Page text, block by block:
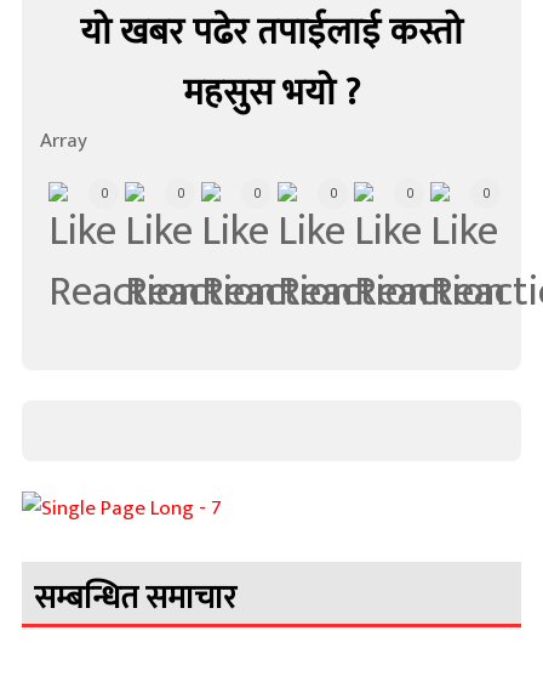
यो खबर पढेर तपाईलाई कस्तो
महसुस भयो ?
Array
0 0 0 0 0 0
सम्बन्धित समाचार